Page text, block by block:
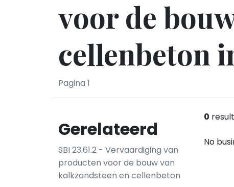
voor de
cellenbeton
Pagina 1
Gerelateerd
SBI 23.61.2 - Vervaardiging van
producten voor de bouw van
kalkzandsteen en cellenbeton
0
No